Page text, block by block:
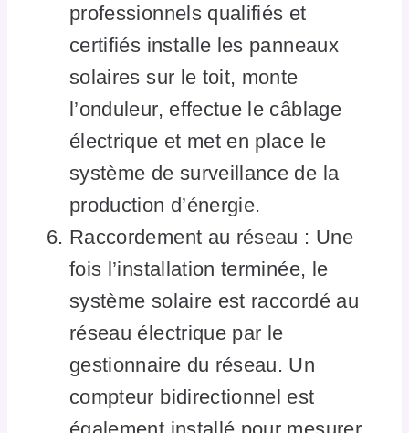
professionnels qualifiés et
certifiés installe les panneaux
solaires sur le toit, monte
l’onduleur, effectue le câblage
électrique et met en place le
système de surveillance de la
production d’énergie.
Raccordement au réseau : Une
fois l’installation terminée, le
système solaire est raccordé au
réseau électrique par le
gestionnaire du réseau. Un
compteur bidirectionnel est